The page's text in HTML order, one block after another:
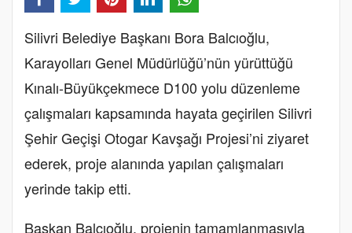
Silivri Belediye Başkanı Bora Balcıoğlu,
Karayolları Genel Müdürlüğü’nün yürüttüğü
Kınalı-Büyükçekmece D100 yolu düzenleme
çalışmaları kapsamında hayata geçirilen Silivri
Şehir Geçişi Otogar Kavşağı Projesi’ni ziyaret
ederek, proje alanında yapılan çalışmaları
yerinde takip etti.
Başkan Balcıoğlu, projenin tamamlanmasıyla